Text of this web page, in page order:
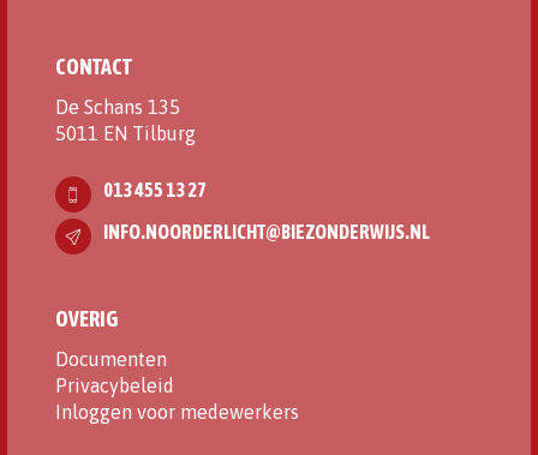
CONTACT
De Schans 135
5011 EN Tilburg
013 455 13 27
INFO.NOORDERLICHT@BIEZONDERWIJS.NL
OVERIG
Documenten
Privacybeleid
Inloggen voor medewerkers